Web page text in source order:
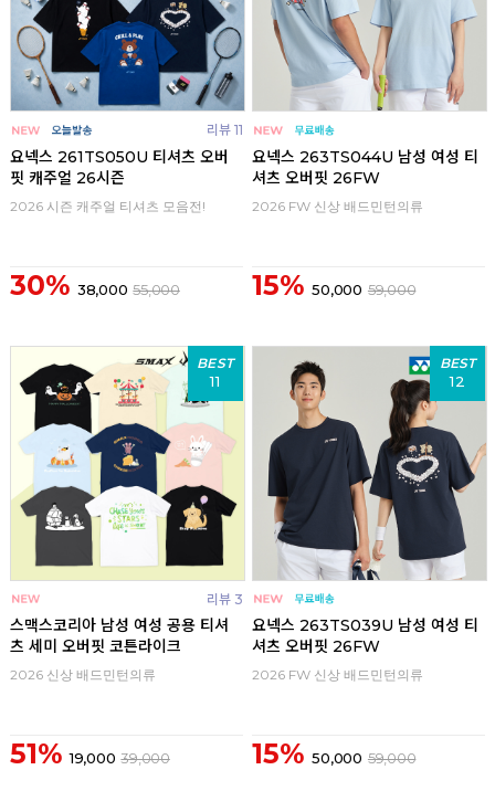
리뷰 11
요넥스 261TS050U 티셔츠 오버
핏 캐주얼 26시즌
2026 시즌 캐주얼 티셔츠 모음전!
30% 38,000 55,000
요넥스 263TS044U 남성 여성 티
셔츠 오버핏 26FW
2026 FW 신상 배드민턴의류
15% 50,000 59,000
BEST
11
리뷰 3
스맥스코리아 남성 여성 공용 티셔
츠 세미 오버핏 코튼라이크
2026 신상 배드민턴의류
51% 19,000 39,000
BEST
12
요넥스 263TS039U 남성 여성 티
셔츠 오버핏 26FW
2026 FW 신상 배드민턴의류
15% 50,000 59,000